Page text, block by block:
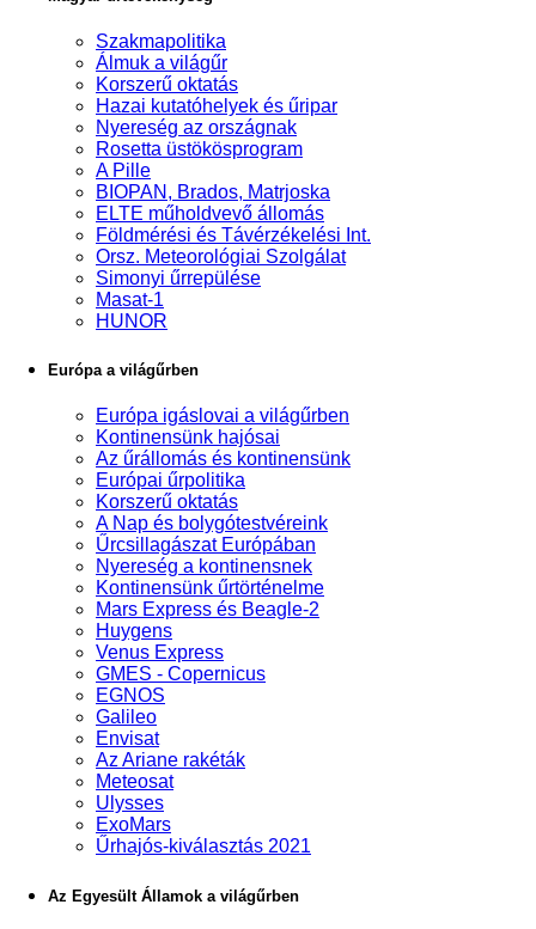
Szakmapolitika
Álmuk a világűr
Korszerű oktatás
Hazai kutatóhelyek és űripar
Nyereség az országnak
Rosetta üstökösprogram
A Pille
BIOPAN, Brados, Matrjoska
ELTE műholdvevő állomás
Földmérési és Távérzékelési Int.
Orsz. Meteorológiai Szolgálat
Simonyi űrrepülése
Masat-1
HUNOR
Európa a világűrben
Európa igáslovai a világűrben
Kontinensünk hajósai
Az űrállomás és kontinensünk
Európai űrpolitika
Korszerű oktatás
A Nap és bolygótestvéreink
Űrcsillagászat Európában
Nyereség a kontinensnek
Kontinensünk űrtörténelme
Mars Express és Beagle-2
Huygens
Venus Express
GMES - Copernicus
EGNOS
Galileo
Envisat
Az Ariane rakéták
Meteosat
Ulysses
ExoMars
Űrhajós-kiválasztás 2021
Az Egyesült Államok a világűrben